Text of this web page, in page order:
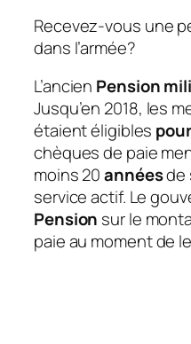
Recevez-vous une
dans l’armée?
L’ancien Pension
Jusqu’en 2018, les
étaient éligibles pour
chèques de paie
moins 20annéesde
service actif. Le
Pension sur le
paie au moment de